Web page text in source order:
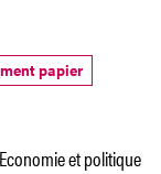
papier
Economie et politique